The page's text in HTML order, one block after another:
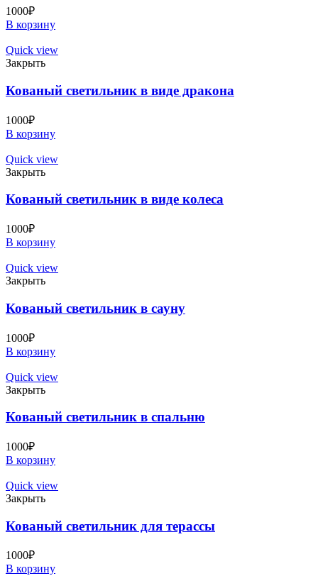
1000₽
В корзину
Quick view
Закрыть
Кованый светильник в виде дракона
1000₽
В корзину
Quick view
Закрыть
Кованый светильник в виде колеса
1000₽
В корзину
Quick view
Закрыть
Кованый светильник в сауну
1000₽
В корзину
Quick view
Закрыть
Кованый светильник в спальню
1000₽
В корзину
Quick view
Закрыть
Кованый светильник для терассы
1000₽
В корзину